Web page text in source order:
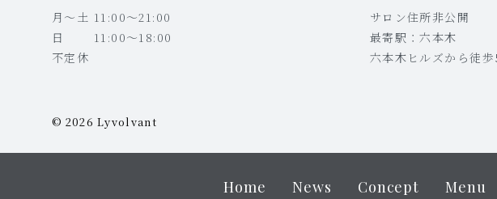
月〜土 11:00〜21:00
日 11:00〜18:00
不定休
サロン住所非公開
最寄駅：六本木
六本木ヒルズから徒
© 2026 Lyvolvant
Home News Concept Menu